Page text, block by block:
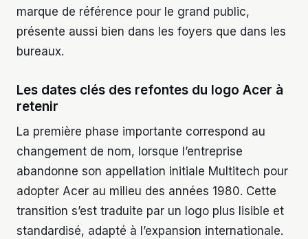
marque de référence pour le grand public,
présente aussi bien dans les foyers que dans les
bureaux.
Les dates clés des refontes du logo Acer à
retenir
La première phase importante correspond au
changement de nom, lorsque l’entreprise
abandonne son appellation initiale Multitech pour
adopter Acer au milieu des années 1980. Cette
transition s’est traduite par un logo plus lisible et
standardisé, adapté à l’expansion internationale.